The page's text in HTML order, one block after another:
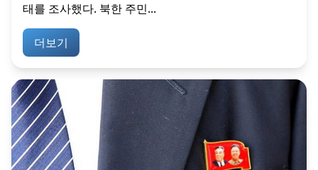
태를 조사했다. 북한 주민...
더보기